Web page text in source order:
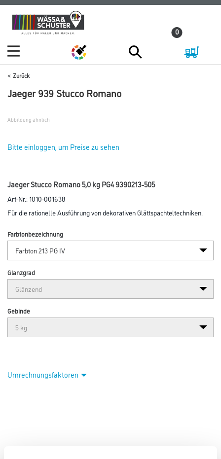
Zum
Inhalt
Zum
Navigationsmenü
0
Zurück
Jaeger 939 Stucco Romano
Abbildung ähnlich
Bitte einloggen, um Preise zu sehen
Jaeger Stucco Romano 5,0 kg PG4 9390213-505
Art-Nr.:1010-001638
Für die rationelle Ausführung von dekorativen Glättspachteltechniken.
Farbtonbezeichnung
Glanzgrad
Gebinde
Umrechnungsfaktoren